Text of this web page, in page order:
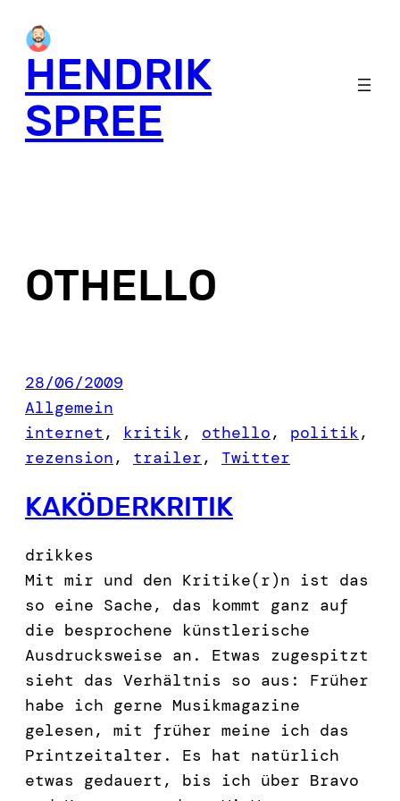
content
HENDRIK
SPREE
OTHELLO
28/06/2009
Allgemein
internet , kritik, othello, politik
rezension, trailer, Twitter
KAKÖDERKRITIK
drikkes
Mit mir und den Kritike(r)n ist das
so eine Sache, das kommt ganz auf
die besprochene künstlerische
Ausdrucksweise an. Etwas zugespitzt
sieht das Verhältnis so aus: Früher
habe ich gerne Musikmagazine
gelesen, mit früher meine ich das
Printzeitalter. Es hat natürlich
etwas gedauert, bis ich über Bravo